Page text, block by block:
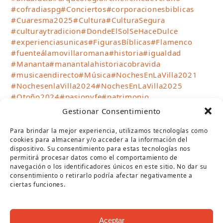
Gestionar Consentimiento
Para brindar la mejor experiencia, utilizamos tecnologías como
cookies para almacenar y/o acceder a la información del
dispositivo. Su consentimiento para estas tecnologías nos
permitirá procesar datos como el comportamiento de
navegación o los identificadores únicos en este sitio. No dar su
consentimiento o retirarlo podría afectar negativamente a
ciertas funciones.
Aceptar
#cofradiaspg#Conciertos#corporacionesbiblicas
#Cuaresma2025#Cultura#CulturaSegura
#culturaytradicion#DondeElSolSeHaceDulce
#experienciasunicas#FigurasBíblicas#Flamenco
#fuenteálamovillaromana#historia#igualdad
#Mananta#manantalahistoriacobravida
#musicaendirecto#Música#NochesEnLaVilla2021
#NochesenlaVilla2024#NochesEnLaVilla2025
#Otoño2024#pasionyfe#patrimonio
#patrimonioindustrial
#puentegenil
#SemanaSanta
#teatro#teatrocirco#TurismoPuenteGenil
#verano2023#Verano2024#verano2025
#Verano2026#VillaRomanaFuenteÁlamo
#visitasguiadas#VisitPuenteGenil
#WhereTheSunBecomesSweet